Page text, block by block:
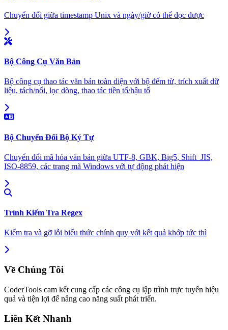
Chuyển đổi giữa timestamp Unix và ngày/giờ có thể đọc được
Bộ Công Cụ Văn Bản
Bộ công cụ thao tác văn bản toàn diện với bộ đếm từ, trích xuất dữ
liệu, tách/nối, lọc dòng, thao tác tiền tố/hậu tố
Bộ Chuyển Đổi Bộ Ký Tự
Chuyển đổi mã hóa văn bản giữa UTF-8, GBK, Big5, Shift_JIS,
ISO-8859, các trang mã Windows với tự động phát hiện
Trình Kiểm Tra Regex
Kiểm tra và gỡ lỗi biểu thức chính quy với kết quả khớp tức thì
Về Chúng Tôi
CoderTools cam kết cung cấp các công cụ lập trình trực tuyến hiệu
quả và tiện lợi để nâng cao năng suất phát triển.
Liên Kết Nhanh